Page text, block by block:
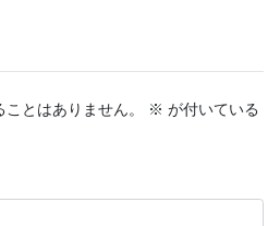
とはありません。 ※ が付いている